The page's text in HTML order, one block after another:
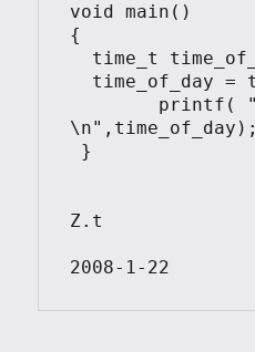
void main()
{
\n",time_of_day);
Z.t
2008-1-22